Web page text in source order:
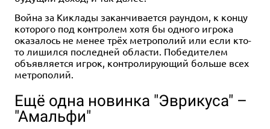
Война за Киклады заканчивается раундом, к концу
которого под контролем хотя бы одного игрока
оказалось не менее трёх метрополий или если кто-
то лишился последней области. Победителем
объявляется игрок, контролирующий больше всех
метрополий.
Ещё одна новинка "Эврикуса" –
"Амальфи"